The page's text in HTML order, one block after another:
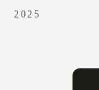
2025